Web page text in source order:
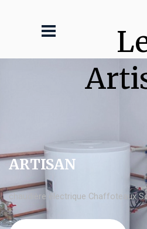
ARTISAN
chaudière électrique Chaffoteaux